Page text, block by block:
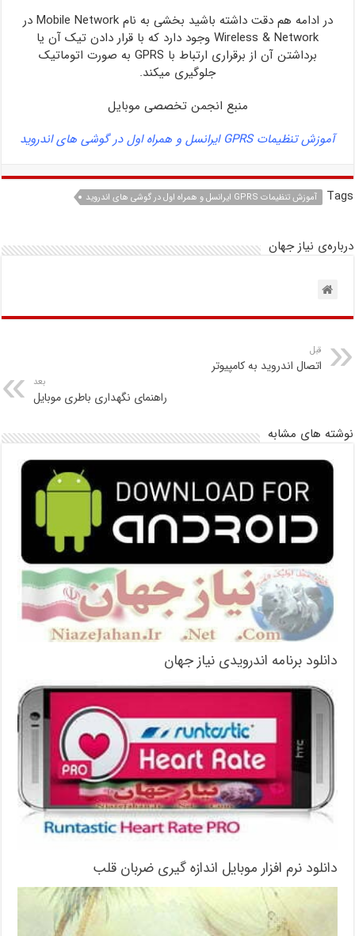
در ادامه هم دقت داشته باشید بخشی به نام Mobile Network در
Wireless & Network وجود دارد که با قرار دادن تیک آن یا
برداشتن آن از برقراری ارتباط با GPRS به صورت اتوماتیک
جلوگیری میکند.
منبع انجمن تخصصی موبایل
آموزش تنظیمات GPRS ایرانسل و همراه اول در گوشی های اندروید
Tags آموزش تنظیمات GPRS ایرانسل و همراه اول در گوشی های اندروید
درباره‌ی نیاز جهان
قبل
اتصال اندروید به کامپیوتر
بعد
راهنمای نگهداری باطری موبایل
نوشته های مشابه
دانلود برنامه اندرویدی نیاز جهان
دانلود نرم افزار موبایل اندازه گیری ضربان قلب